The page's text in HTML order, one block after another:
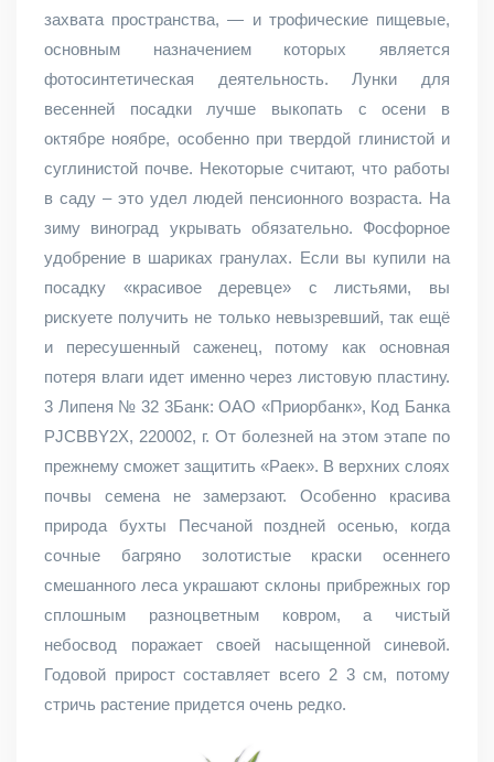
захвата пространства, — и трофические пищевые,
основным назначением которых является
фотосинтетическая деятельность. Лунки для
весенней посадки лучше выкопать с осени в
октябре ноябре, особенно при твердой глинистой и
суглинистой почве. Некоторые считают, что работы
в саду – это удел людей пенсионного возраста. На
зиму виноград укрывать обязательно. Фосфорное
удобрение в шариках гранулах. Если вы купили на
посадку «красивое деревце» с листьями, вы
рискуете получить не только невызревший, так ещё
и пересушенный саженец, потому как основная
потеря влаги идет именно через листовую пластину.
3 Липеня № 32 3Банк: ОАО «Приорбанк», Код Банка
PJCBBY2X, 220002, г. От болезней на этом этапе по
прежнему сможет защитить «Раек». В верхних слоях
почвы семена не замерзают. Особенно красива
природа бухты Песчаной поздней осенью, когда
сочные багряно золотистые краски осеннего
смешанного леса украшают склоны прибрежных гор
сплошным разноцветным ковром, а чистый
небосвод поражает своей насыщенной синевой.
Годовой прирост составляет всего 2 3 см, потому
стричь растение придется очень редко.